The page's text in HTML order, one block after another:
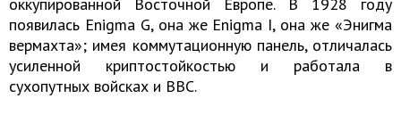
появилась Enigma G, она же Enigma I, она же «Энигма
вермахта»; имея коммутационную панель, отличалась
усиленной криптостойкостью и работала в
сухопутных войсках и ВВС.